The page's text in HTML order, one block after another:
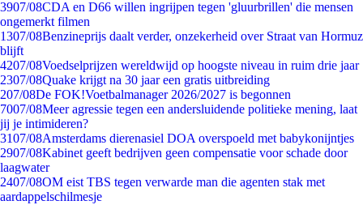
3907/08CDA en D66 willen ingrijpen tegen 'gluurbrillen' die mensen
ongemerkt filmen
1307/08Benzineprijs daalt verder, onzekerheid over Straat van Hormuz
blijft
4207/08Voedselprijzen wereldwijd op hoogste niveau in ruim drie jaar
2307/08Quake krijgt na 30 jaar een gratis uitbreiding
207/08De FOK!Voetbalmanager 2026/2027 is begonnen
7007/08Meer agressie tegen een andersluidende politieke mening, laat
jij je intimideren?
3107/08Amsterdams dierenasiel DOA overspoeld met babykonijntjes
2907/08Kabinet geeft bedrijven geen compensatie voor schade door
laagwater
2407/08OM eist TBS tegen verwarde man die agenten stak met
aardappelschilmesje